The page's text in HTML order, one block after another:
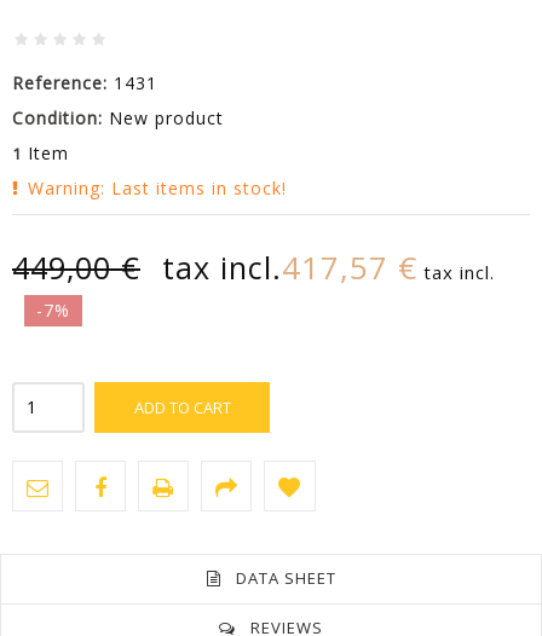
Reference: 1431
Condition: New product
1 Item
Warning: Last items in stock!
449,00 € tax incl.417,57 € tax incl.
-7%
ADD TO CART
DATA SHEET
REVIEWS